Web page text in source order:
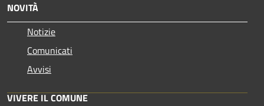
NOVITÀ
Notizie
Comunicati
Avvisi
VIVERE IL COMUNE